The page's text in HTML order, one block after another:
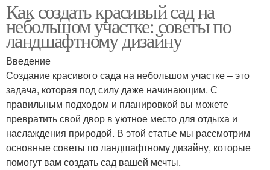
Как создать красивый сад на
небольшом участке: советы по
ландшафтному дизайну
Введение
Создание красивого сада на небольшом участке – это
задача, которая под силу даже начинающим. С
правильным подходом и планировкой вы можете
превратить свой двор в уютное место для отдыха и
наслаждения природой. В этой статье мы рассмотрим
основные советы по ландшафтному дизайну, которые
помогут вам создать сад вашей мечты.